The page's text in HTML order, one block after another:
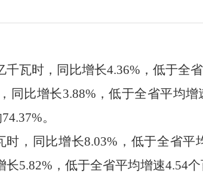
千瓦时，同比增长4.36% ，低于全
同比增长3.88% ，低于全省平均增
74.37%。
时，同比增长8.03% ， 低于全省平
长5.82% ， 低于全省平均增速4.54